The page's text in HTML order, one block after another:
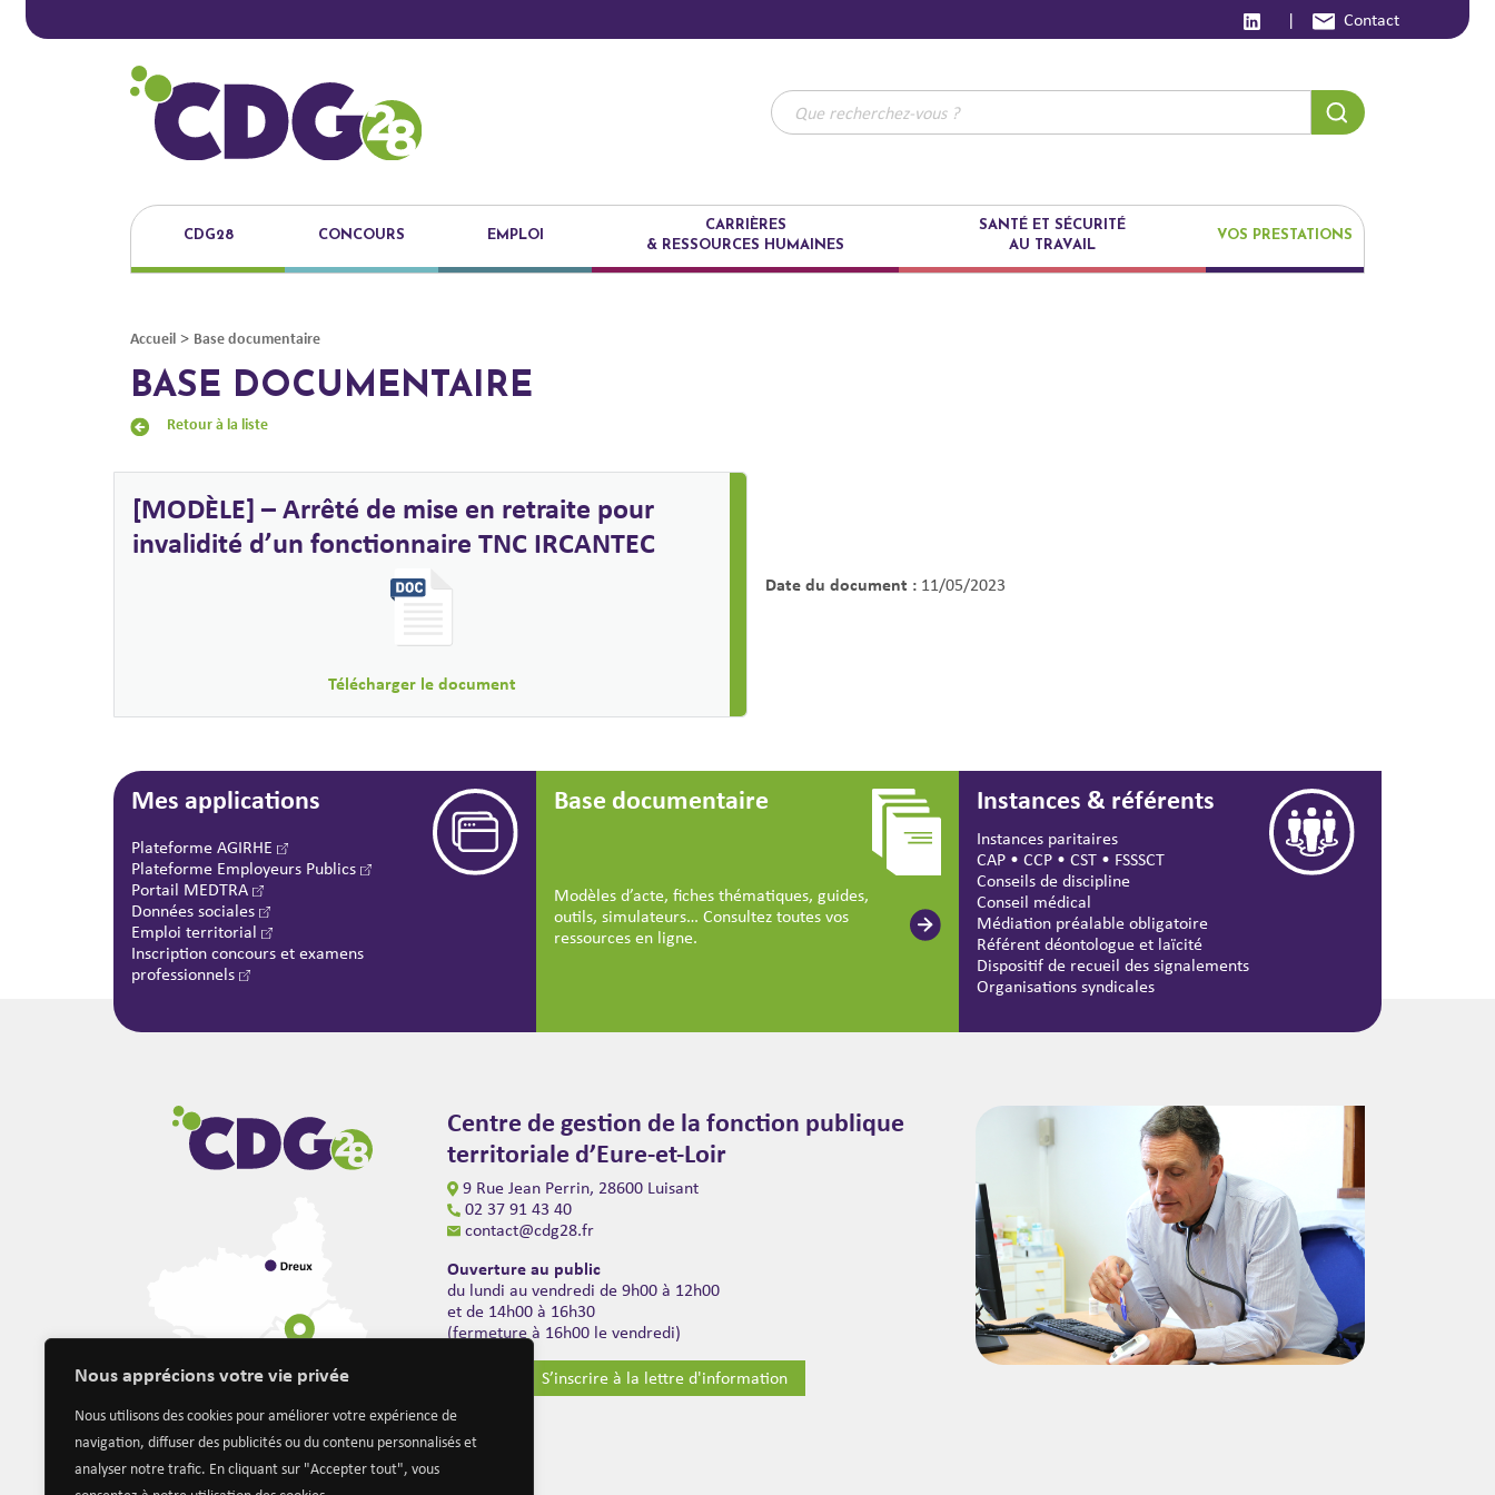
Nous apprécions votre vie privée
Nous utilisons des cookies pour améliorer votre expérience de
navigation, diffuser des publicités ou du contenu personnalisés et
analyser notre trafic. En cliquant sur "Accepter tout", vous
| Contact
CDG28 CONCOURS EMPLOI
CARRIÈRES
& RESSOURCES HUMAINES
SANTÉ ET SÉCURITÉ
AU TRAVAIL
VOS PRESTATIONS
Accueil > Base documentaire
BASE DOCUMENTAIRE
Retour à la liste
[MODÈLE] – Arrêté de mise en retraite pour
invalidité d’un fonctionnaire TNC IRCANTEC
Télécharger le document
Date du document : 11/05/2023
Mes applications
Plateforme AGIRHE
Plateforme Employeurs Publics
Portail MEDTRA
Données sociales
Emploi territorial
Inscription concours et examens
professionnels
Base documentaire
Modèles d’acte, fiches thématiques, guides,
outils, simulateurs… Consultez toutes vos
ressources en ligne.
Instances & référents
Instances paritaires
CAP • CCP • CST • FSSSCT
Conseils de discipline
Conseil médical
Médiation préalable obligatoire
Référent déontologue et laïcité
Dispositif de recueil des signalements
Organisations syndicales
Centre de gestion de la fonction publique
territoriale d’Eure-et-Loir
9 Rue Jean Perrin, 28600 Luisant
02 37 91 43 40
contact@cdg28.fr
Ouverture au public
du lundi au vendredi de 9h00 à 12h00
et de 14h00 à 16h30
(fermeture à 16h00 le vendredi)
S’inscrire à la lettre d'information